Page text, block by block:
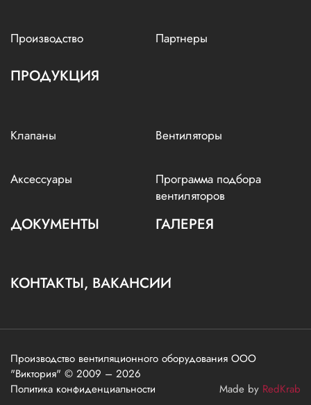
Производство Партнеры
ПРОДУКЦИЯ
Клапаны Вентиляторы
Аксессуары
Программа подбора
вентиляторов
ДОКУМЕНТЫ ГАЛЕРЕЯ
КОНТАКТЫ, ВАКАНСИИ
Производство вентиляционного оборудования ООО
"Виктория" © 2009 – 2026
Политика конфиденциальности
Made by RedKrab